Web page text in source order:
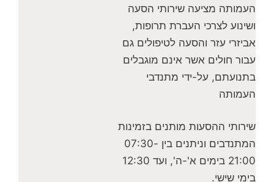
העמותה מציעה שירותי הסעה
ושינוע לצרכי העברת תרופות,
אביזרי עזר והסעה לטיפולים גם
עבור חולים אשר אינם מוגבלים
בתנועתם, על-ידי מתנדבי
העמותה
שירותי ההסעות מותנים בזמינות
המתנדבים וניתנים בין 07:30-
21:00 בימים א'-ה', ועד 12:30
בימי שישי.